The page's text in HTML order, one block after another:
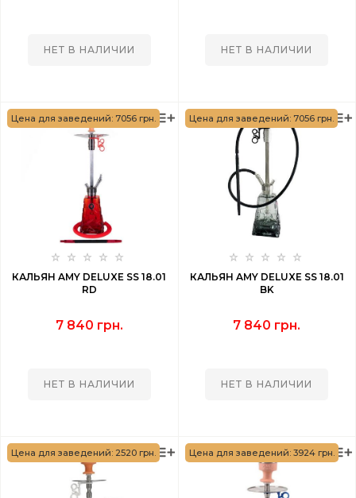
НЕТ В НАЛИЧИИ НЕТ В НАЛИЧИИ
Цена для заведений: 7056 грн.
КАЛЬЯН AMY DELUXE SS 18.01
RD
7 840 грн.
НЕТ В НАЛИЧИИ
Цена для заведений: 7056 грн.
КАЛЬЯН AMY DELUXE SS 18.01
BK
7 840 грн.
НЕТ В НАЛИЧИИ
Цена для заведений: 2520 грн. Цена для заведений: 3924 грн.